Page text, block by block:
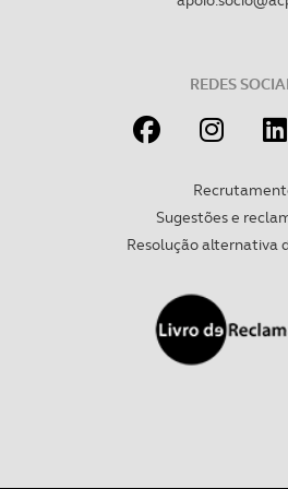
Realçamos que o bloqueio de
Consulte a política de cookies do
REDES
Sugestões e
Resolução alternativa